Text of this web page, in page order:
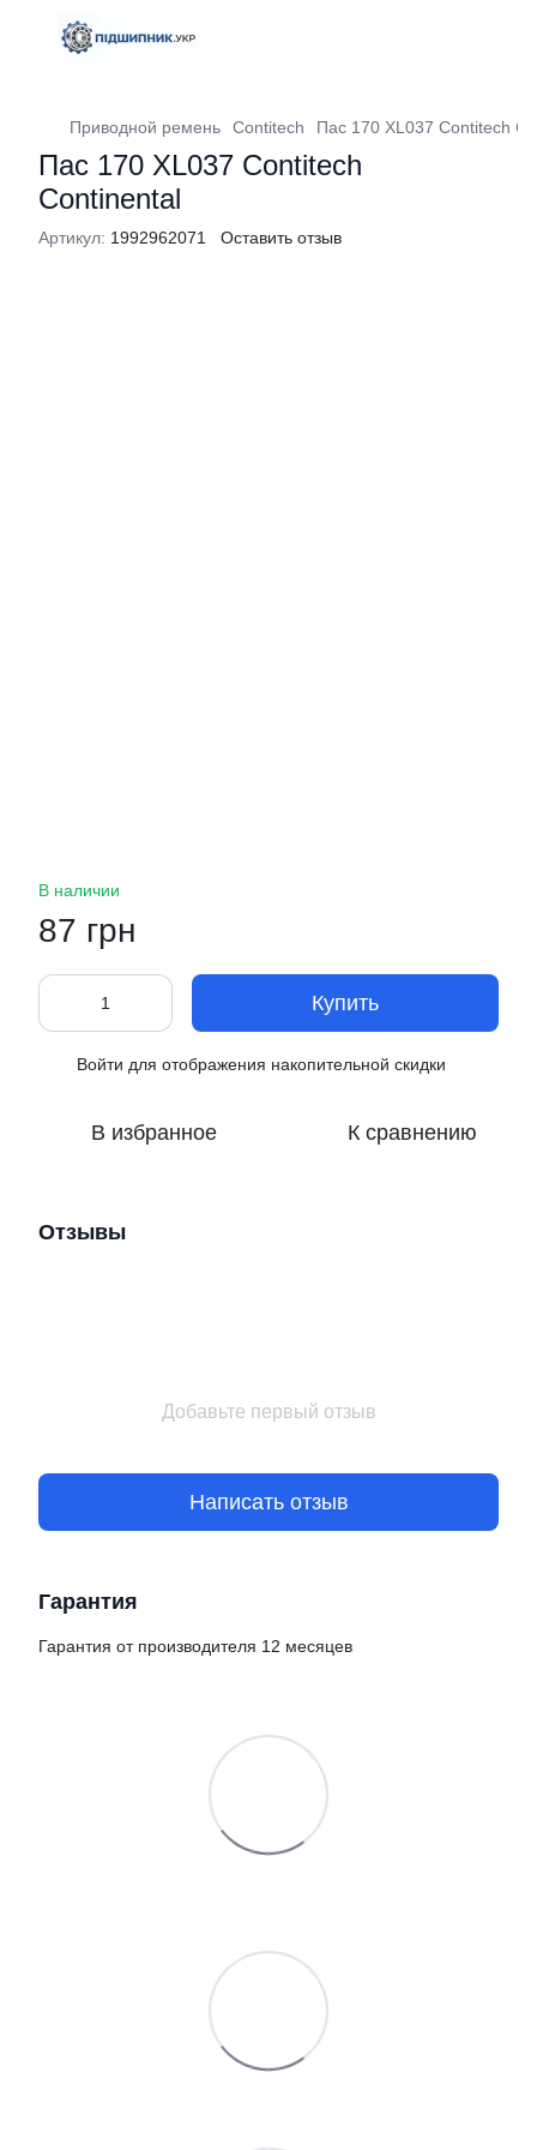
Приводной ремень Contitech Пас 170 XL037 Contitech
Пас 170 XL037 Contitech
Continental
Артикул: 1992962071 Оставить отзыв
В наличии
87 грн
Купить
Войти для отображения накопительной скидки
В избранное К сравнению
Отзывы
Добавьте первый отзыв
Написать отзыв
Гарантия
Гарантия от производителя 12 месяцев